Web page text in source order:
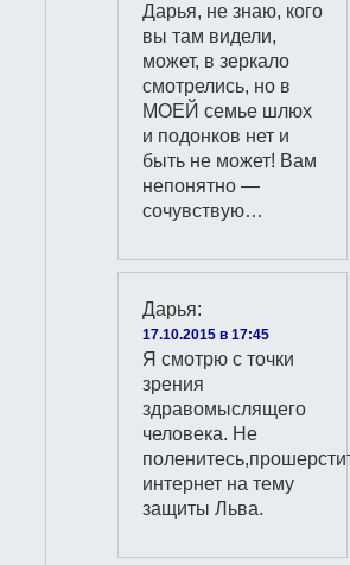
Дарья, не знаю, кого
вы там видели,
может, в зеркало
смотрелись, но в
МОЕЙ семье шлюх
и подонков нет и
быть не может! Вам
непонятно —
сочувствую…
Дарья:
17.10.2015 в 17:45
Я смотрю с точки
зрения
здравомыслящего
человека. Не
интернет на тему
защиты Льва.